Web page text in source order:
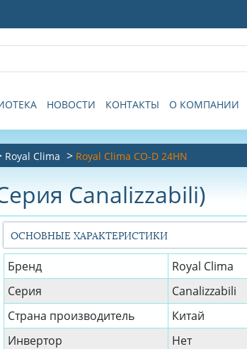
НОВОСТИ КОНТАКТЫ О КОМПАНИИ
Royal Clima Royal Clima CO-D 24HN
Canalizzabili)
ОСНОВНЫЕ ХАРАКТЕРИСТИКИ
Бренд
Royal Clima
Серия
Canalizzabili
Страна производитель
Китай
Инвертор
Нет